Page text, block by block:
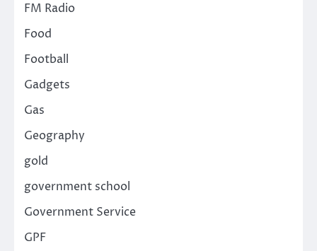
FM Radio
Food
Football
Gadgets
Gas
Geography
gold
government school
Government Service
GPF